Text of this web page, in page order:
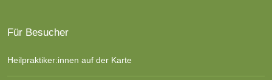
Für Besucher
Heilpraktiker:innen auf der Karte